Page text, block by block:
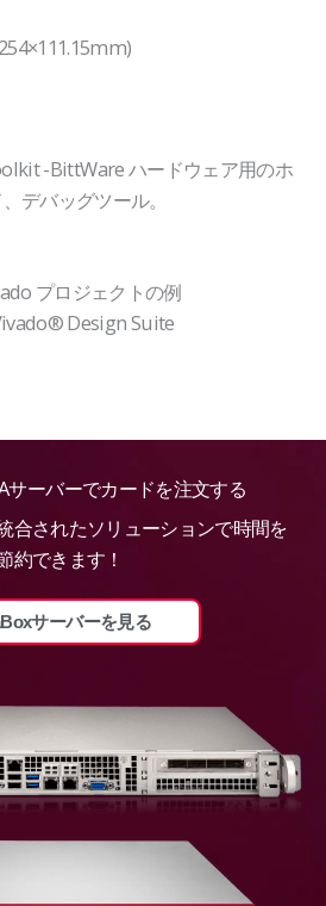
-BittWare ハードウェア用のホ
デバッグツール。
プロジェクトの例
Design Suite
サーバーでカードを注文する
合されたソリューションで時間を
約できます！
サーバーを見る